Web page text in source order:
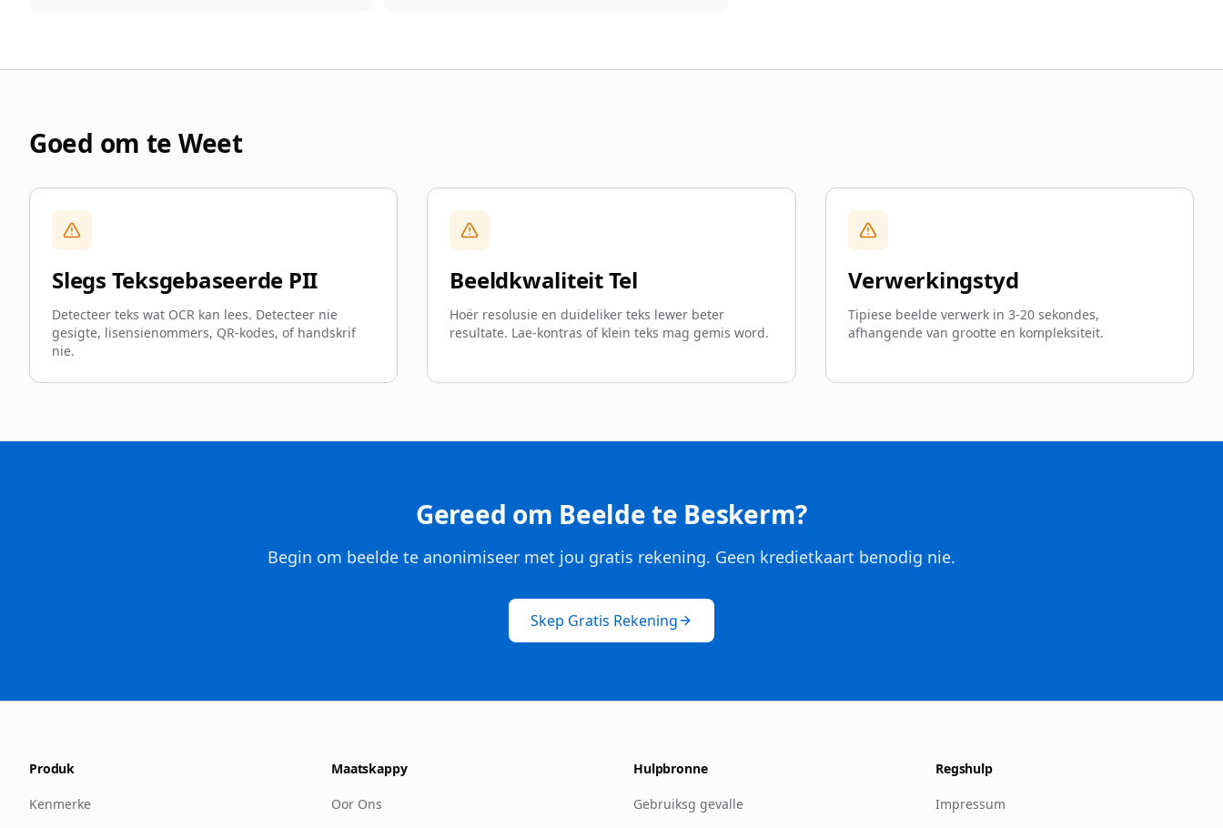
Goed om te Weet
Slegs Teksgebaseerde PII
Detecteer teks wat OCR kan lees. Detecteer nie
gesigte, lisensienommers, QR-kodes, of handskrif
nie.
Beeldkwaliteit Tel
Hoër resolusie en duideliker teks lewer beter
resultate. Lae-kontras of klein teks mag gemis word.
Verwerkingstyd
Tipiese beelde verwerk in 3-20 sekondes,
afhangende van grootte en kompleksiteit.
Gereed om Beelde te Beskerm?
Begin om beelde te anonimiseer met jou gratis rekening. Geen kredietkaart benodig nie.
Skep Gratis Rekening
Produk
Kenmerke
Maatskappy
Oor Ons
Hulpbronne
Gebruiksg gevalle
Regshulp
Impressum